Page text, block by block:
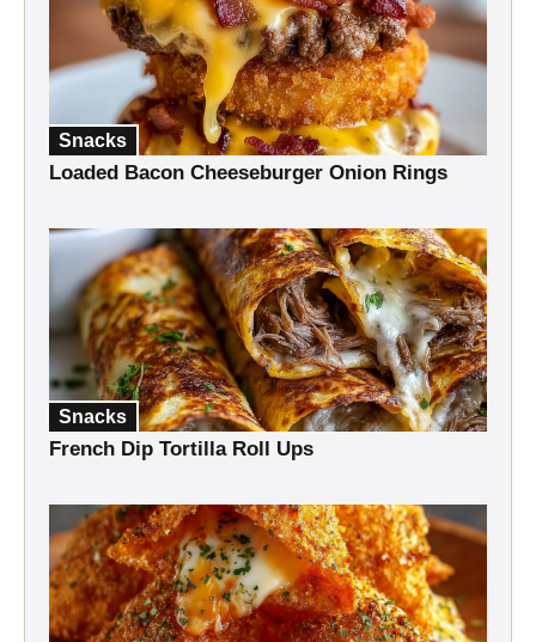
Snacks
Loaded Bacon Cheeseburger Onion Rings
Snacks
French Dip Tortilla Roll Ups